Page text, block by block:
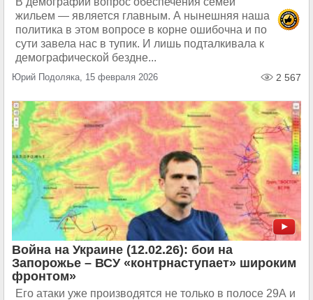
жильем — является главным. А нынешняя наша
политика в этом вопросе в корне ошибочна и по
сути завела нас в тупик. И лишь подталкивала к
демографической бездне...
Юрий Подоляка, 15 февраля 2026 2 567
Война на Украине (12.02.26): бои на
Запорожье – ВСУ «контрнаступает» широким
фронтом»
Его атаки уже производятся не только в полосе 29А и